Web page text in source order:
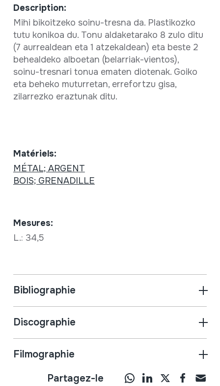
Description:
Mihi bikoitzeko soinu-tresna da. Plastikozko
tutu konikoa du. Tonu aldaketarako 8 zulo ditu
(7 aurrealdean eta 1 atzekaldean) eta beste 2
behealdeko alboetan (belarriak-vientos),
soinu-tresnari tonua ematen diotenak. Goiko
eta beheko muturretan, errefortzu gisa,
zilarrezko eraztunak ditu.
Matériels:
MÉTAL; ARGENT
BOIS; GRENADILLE
Mesures:
L.: 34,5
Bibliographie
Discographie
Filmographie
Partagez-le